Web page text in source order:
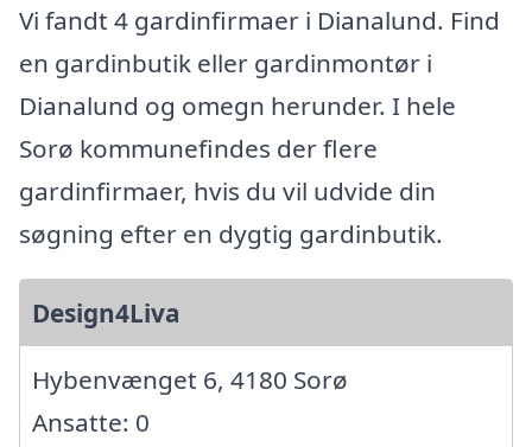
Vi fandt 4 gardinfirmaer i Dianalund. Find
en gardinbutik eller gardinmontør i
Dianalund og omegn herunder. I hele
Sorø kommunefindes der flere
gardinfirmaer, hvis du vil udvide din
søgning efter en dygtig gardinbutik.
Design4Liva
Hybenvænget 6, 4180 Sorø
Ansatte: 0